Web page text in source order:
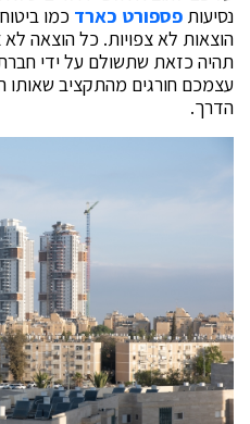
נסיעות פספורט כארד כמו
הוצאות לא צפויות. כל הוצאה
תהיה כזאת שתשולם על ידי
עצמכם חורגים מהתקציב
הדרך.